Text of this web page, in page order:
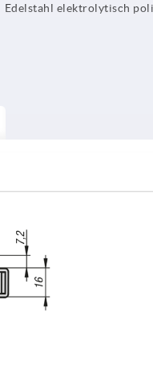
Edelstahl elektrolytisch